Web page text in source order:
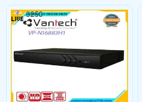
sản xuất bởi Hanwha Techwin.
Dòng sản phẩm này có sẵn cổng
cấp nguồn PoE mang đến sự tiện
3250